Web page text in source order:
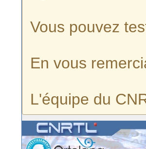
Vous pouvez
En vous
L'équipe du